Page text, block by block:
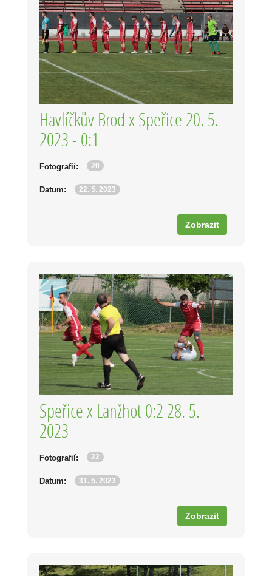
Havlíčkův Brod x Speřice 20. 5.
2023 - 0:1
Fotografií: 20
Datum: 22. 5. 2023
Zobrazit
Speřice x Lanžhot 0:2 28. 5.
2023
Fotografií: 22
Datum: 31. 5. 2023
Zobrazit